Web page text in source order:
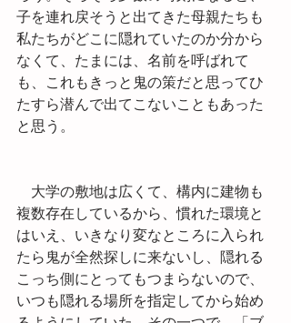
子を連れ戻そうと出てきた母親たちも
私たちがどこに隠れていたのか分から
なくて、たまには、名前を呼ばれて
も、これもきっと鬼の策だと思ってひ
たすら潜んで出てこないこともあった
と思う。
大学の敷地は広くて、構内に建物も
複数存在しているから、慣れた環境と
はいえ、いきなり変なところに入られ
たら鬼が全然探しに来ないし、隠れる
こっち側にとってもつまらないので、
いつも隠れる場所を指定してから始め